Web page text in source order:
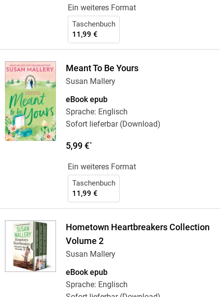
Ein weiteres Format
Taschenbuch
11,99 €
Meant To Be Yours
Susan Mallery
eBook epub
Sprache: Englisch
Sofort lieferbar (Download)
5,99 €*
Ein weiteres Format
Taschenbuch
11,99 €
Hometown Heartbreakers Collection
Volume 2
Susan Mallery
eBook epub
Sprache: Englisch